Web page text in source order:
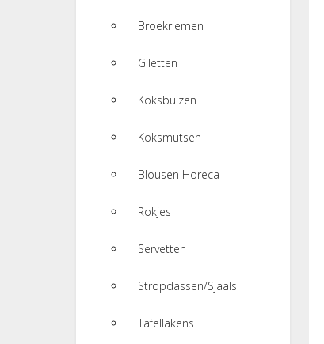
Broekriemen
Giletten
Koksbuizen
Koksmutsen
Blousen Horeca
Rokjes
Servetten
Stropdassen/Sjaals
Tafellakens